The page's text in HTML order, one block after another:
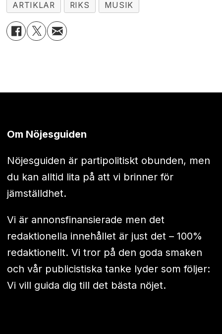
ARTIKLAR RIKS MUSIK
Om Nöjesguiden
Nöjesguiden är partipolitiskt obunden, men
du kan alltid lita på att vi brinner för
jämställdhet.
Vi är annonsfinansierade men det
redaktionella innehållet är just det – 100%
redaktionellt. Vi tror på den goda smaken
och vår publicistiska tanke lyder som följer:
Vi vill guida dig till det bästa nöjet.